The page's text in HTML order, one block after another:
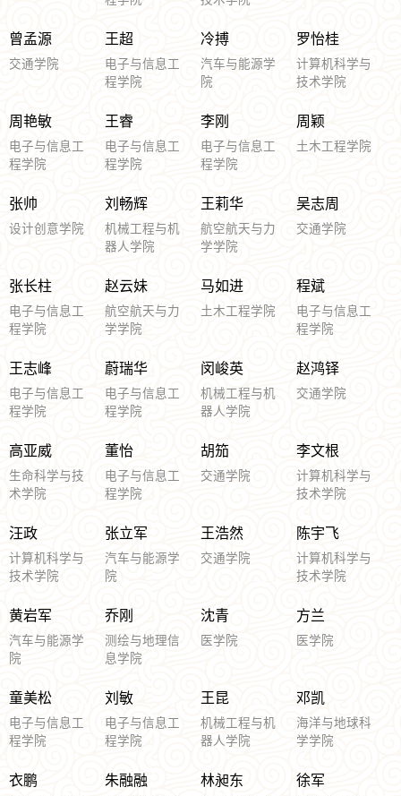
曾孟源
交通学院
王超
电子与信息工
程学院
冷搏
汽车与能源学
院
罗怡桂
计算机科学与
技术学院
周艳敏
电子与信息工
程学院
王睿
电子与信息工
程学院
李刚
电子与信息工
程学院
周颖
土木工程学院
张帅
设计创意学院
刘畅辉
机械工程与机
器人学院
王莉华
航空航天与力
学学院
吴志周
交通学院
张长柱
电子与信息工
程学院
赵云妹
航空航天与力
学学院
马如进
土木工程学院
程斌
电子与信息工
程学院
王志峰
电子与信息工
程学院
蔚瑞华
电子与信息工
程学院
闵峻英
机械工程与机
器人学院
赵鸿铎
交通学院
高亚威
生命科学与技
术学院
董怡
电子与信息工
程学院
胡笳
交通学院
李文根
计算机科学与
技术学院
汪政
计算机科学与
技术学院
张立军
汽车与能源学
院
王浩然
交通学院
陈宇飞
计算机科学与
技术学院
黄岩军
汽车与能源学
院
乔刚
测绘与地理信
息学院
沈青
医学院
方兰
医学院
童美松
电子与信息工
程学院
刘敏
电子与信息工
程学院
王昆
机械工程与机
器人学院
邓凯
海洋与地球科
学学院
衣鹏 朱融融 林昶东 徐军